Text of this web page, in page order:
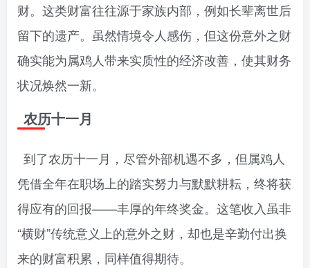
财。这类财富往往源于家族内部，例如长辈离世后
留下的遗产。虽然情境令人感伤，但这份意外之财
确实能为属鸡人带来实质性的经济改善，使其财务
状况焕然一新。
农历十一月
到了农历十一月，尽管外部机遇不多，但属鸡人
凭借全年在职场上的踏实努力与默默耕耘，终将获
得应有的回报——丰厚的年终奖金。这笔收入虽非
“横财”传统意义上的意外之财，却也是辛勤付出换
来的财富积累，同样值得期待。